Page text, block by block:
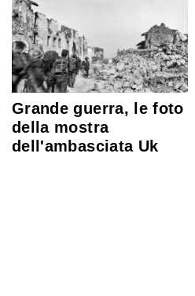
Grande guerra, le foto
della mostra
dell'ambasciata Uk